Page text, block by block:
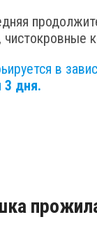
в
3 дня.